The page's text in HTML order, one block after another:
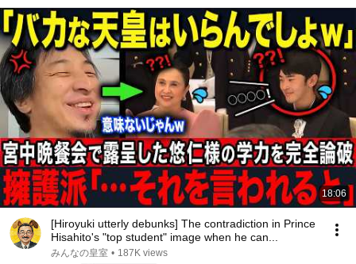
18:06
[Hiroyuki utterly debunks] The contradiction in Prince
Hisahito's "top student" image when he can...
みんなの皇室 • 187K views